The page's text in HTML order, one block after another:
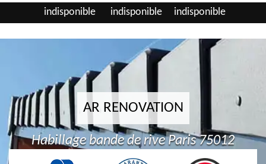
indisponible indisponible indisponible
AR RENOVATION
Habillage bande de rive Paris 75012